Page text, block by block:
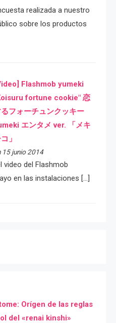
realizada a nuestro
sobre los productos
Flashmob yumeki
fortune cookie" 恋
フォーチュンクッキー
エンタメ ver. 「メキ
」
15 junio 2014
video del Flashmob
en las instalaciones […]
Orígen de las reglas
del «renai kinshi»